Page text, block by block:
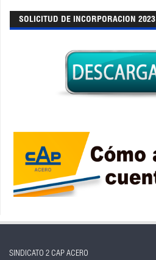
SOLICITUD DE INCORPORACION 2023
SINDICATO 2 CAP ACERO